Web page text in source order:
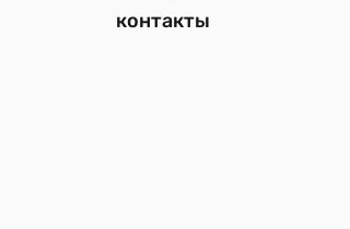
контакты